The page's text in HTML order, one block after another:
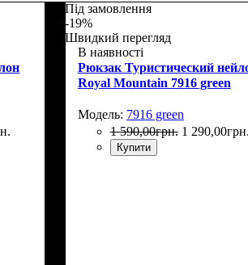
Під замовлення
-19%
Швидкий перегляд
В наявності
Рюкзак Туристический
Royal Mountain 7916 green
Модель: 7916 green
1 590,00грн. 1 290,00грн.
Купити